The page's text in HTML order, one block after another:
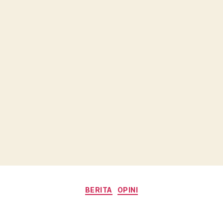
Kategori
BERITA OPINI